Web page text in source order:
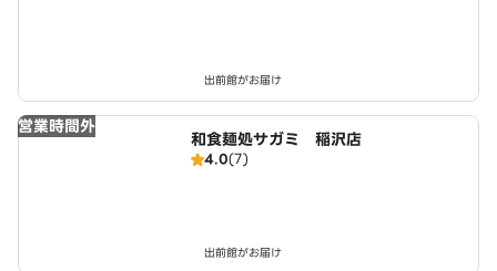
出前館がお届け
営業時間外
和食麺処サガミ 稲沢店
4.0(7)
出前館がお届け